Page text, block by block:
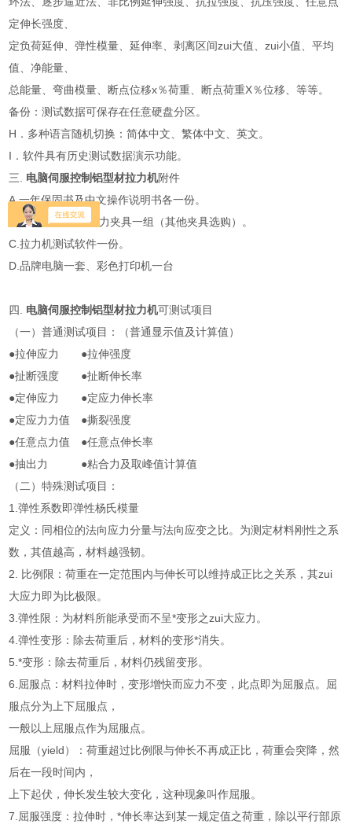
定伸长强度、
定负荷延伸、弹性模量、延伸率、剥离区间zui大值、zui小值、平均
值、净能量、
总能量、弯曲模量、断点位移x％荷重、断点荷重X％位移、等等。
备份：测试数据可保存在任意硬盘分区。
H．多种语言随机切换：简体中文、繁体中文、英文。
I．软件具有历史测试数据演示功能。
三. 电脑伺服控制铝型材拉力机附件
A.一年保固书及中文操作说明书各一份。
B. 随机赠送标准拉力夹具一组（其他夹具选购）。
C.拉力机测试软件一份。
D.品牌电脑一套、彩色打印机一台
四. 电脑伺服控制铝型材拉力机可测试项目
（一）普通测试项目：（普通显示值及计算值）
●拉伸应力 ●拉伸强度
●扯断强度 ●扯断伸长率
●定伸应力 ●定应力伸长率
●定应力力值 ●撕裂强度
●任意点力值 ●任意点伸长率
●抽出力 ●粘合力及取峰值计算值
（二）特殊测试项目：
1.弹性系数即弹性杨氏模量
定义：同相位的法向应力分量与法向应变之比。为测定材料刚性之系
数，其值越高，材料越强韧。
2. 比例限：荷重在一定范围内与伸长可以维持成正比之关系，其zui
大应力即为比极限。
3.弹性限：为材料所能承受而不呈*变形之zui大应力。
4.弹性变形：除去荷重后，材料的变形*消失。
5.*变形：除去荷重后，材料仍残留变形。
6.屈服点：材料拉伸时，变形增快而应力不变，此点即为屈服点。屈
服点分为上下屈服点，
一般以上屈服点作为屈服点。
屈服（yield）：荷重超过比例限与伸长不再成正比，荷重会突降，然
后在一段时间内，
上下起伏，伸长发生较大变化，这种现象叫作屈服。
7.屈服强度：拉伸时，*伸长率达到某一规定值之荷重，除以平行部原